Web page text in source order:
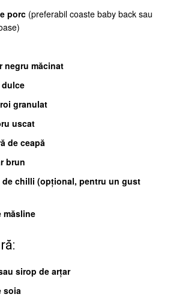
porc (preferabil coaste baby back sau
negru măcinat
granulat
uscat
de ceapă
brun
chilli (opțional, pentru un gust
măsline
sirop de arțar
soia